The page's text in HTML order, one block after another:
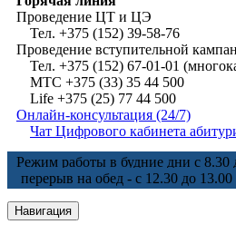
Проведение ЦТ и ЦЭ
Тел. +375 (152) 39-58-76
Проведение вступительной
Тел. +375 (152) 67-01-01
МТС +375 (33) 35 44 500
Life +375 (25) 77 44 500
Онлайн-консультация (24/7)
Чат Цифрового кабинета
Режим работы в будние дни с 8.30
перерыв на обед - с 12.30 до 13.00
Навигация